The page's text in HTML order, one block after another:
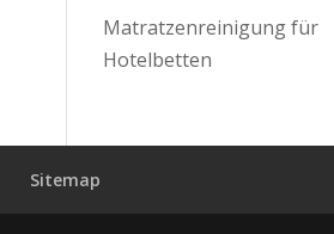
Matratzenreinigung für
Hotelbetten
Sitemap